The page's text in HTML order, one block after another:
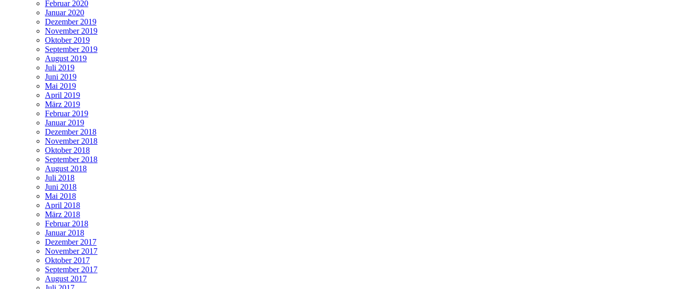
Februar 2020
Januar 2020
Dezember 2019
November 2019
Oktober 2019
September 2019
August 2019
Juli 2019
Juni 2019
Mai 2019
April 2019
März 2019
Februar 2019
Januar 2019
Dezember 2018
November 2018
Oktober 2018
September 2018
August 2018
Juli 2018
Juni 2018
Mai 2018
April 2018
März 2018
Februar 2018
Januar 2018
Dezember 2017
November 2017
Oktober 2017
September 2017
August 2017